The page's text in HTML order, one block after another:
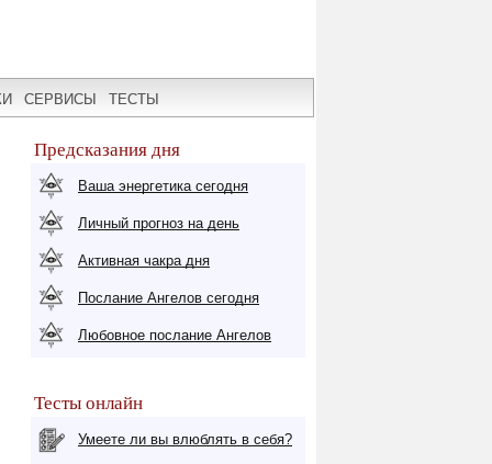
СЕРВИСЫ ТЕСТЫ
Предсказания дня
Ваша энергетика сегодня
Личный прогноз на день
Активная чакра дня
Послание Ангелов сегодня
Любовное послание Ангелов
Тесты онлайн
Умеете ли вы влюблять в себя?